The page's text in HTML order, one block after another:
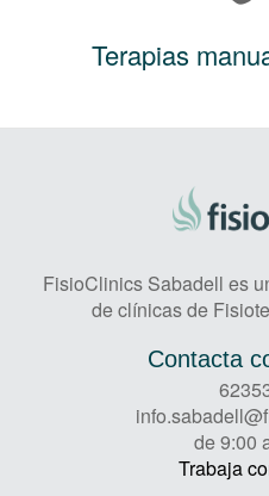
Terapias
FisioClinics Sabadell es
de clínicas de
Contacta
de 9:00
Trabaja